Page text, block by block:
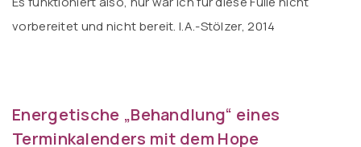
vorbereitet und nicht bereit. I.A.-Stölzer, 2014
Energetische „Behandlung“ eines
Terminkalenders mit dem Hope